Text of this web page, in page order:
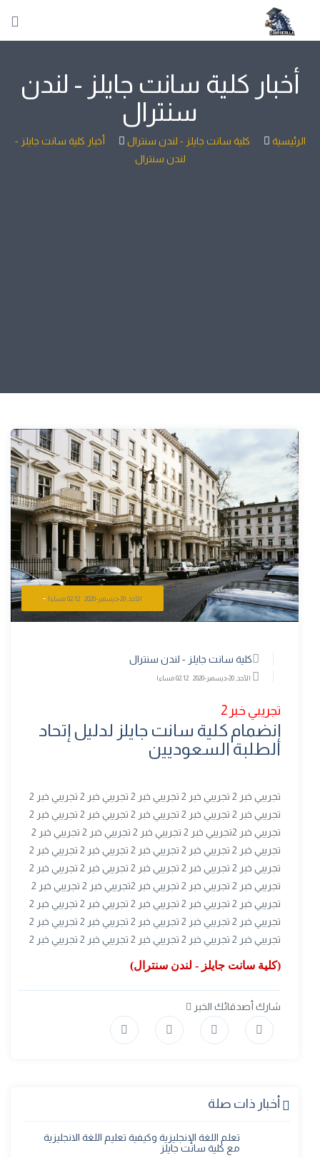
أخبار كلية سانت جايلز - لندن
سنترال
الرئيسية كلية سانت جايلز - لندن سنترال
أخبار كلية سانت جايلز -
لندن سنترال
الأحد, 20-ديسمبر-2020 02:12 مساءا -
كلية سانت جايلز - لندن سنترال
الأحد, 20-ديسمبر-2020 02:12 مساءا
تجريبي خبر 2
إنضمام كلية سانت جايلز لدليل إتحاد
الطلبة السعوديين
تجريبي خبر 2 تجريبي خبر 2 تجريبي خبر 2 تجريبي خبر 2 تجريبي خبر 2
تجريبي خبر 2 تجريبي خبر 2 تجريبي خبر 2 تجريبي خبر 2 تجريبي خبر 2
تجريبي خبر 2تجريبي خبر 2 تجريبي خبر 2 تجريبي خبر 2 تجريبي خبر 2
تجريبي خبر 2 تجريبي خبر 2 تجريبي خبر 2 تجريبي خبر 2 تجريبي خبر 2
تجريبي خبر 2 تجريبي خبر 2 تجريبي خبر 2 تجريبي خبر 2 تجريبي خبر 2
تجريبي خبر 2 تجريبي خبر 2 تجريبي خبر 2تجريبي خبر 2 تجريبي خبر 2
تجريبي خبر 2 تجريبي خبر 2 تجريبي خبر 2 تجريبي خبر 2 تجريبي خبر 2
تجريبي خبر 2 تجريبي خبر 2 تجريبي خبر 2 تجريبي خبر 2 تجريبي خبر 2
تجريبي خبر 2 تجريبي خبر 2 تجريبي خبر 2 تجريبي خبر 2 تجريبي خبر 2
(كلية سانت جايلز - لندن سنترال)
شارك أصدقائك الخبر
أخبار ذات صلة
تعلم اللغة الإنجليزية وكيفية تعليم اللغة الانجليزية
مع كلية سانت جايلز